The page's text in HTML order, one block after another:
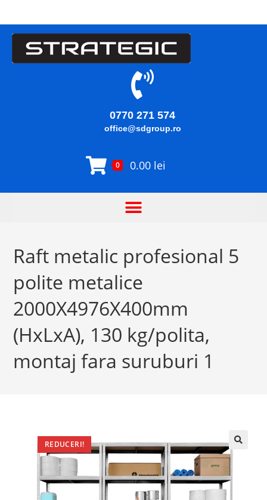
0770 271 574
office@sdgroup.ro
0 0.00 lei
Raft metalic profesional 5
polite metalice
2000X4976X400mm
(HxLxA), 130 kg/polita,
montaj fara suruburi 1
REDUCERI!